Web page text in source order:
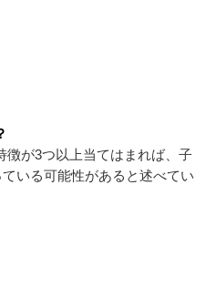
が3つ以上当てはまれば、子
いる可能性があると述べてい